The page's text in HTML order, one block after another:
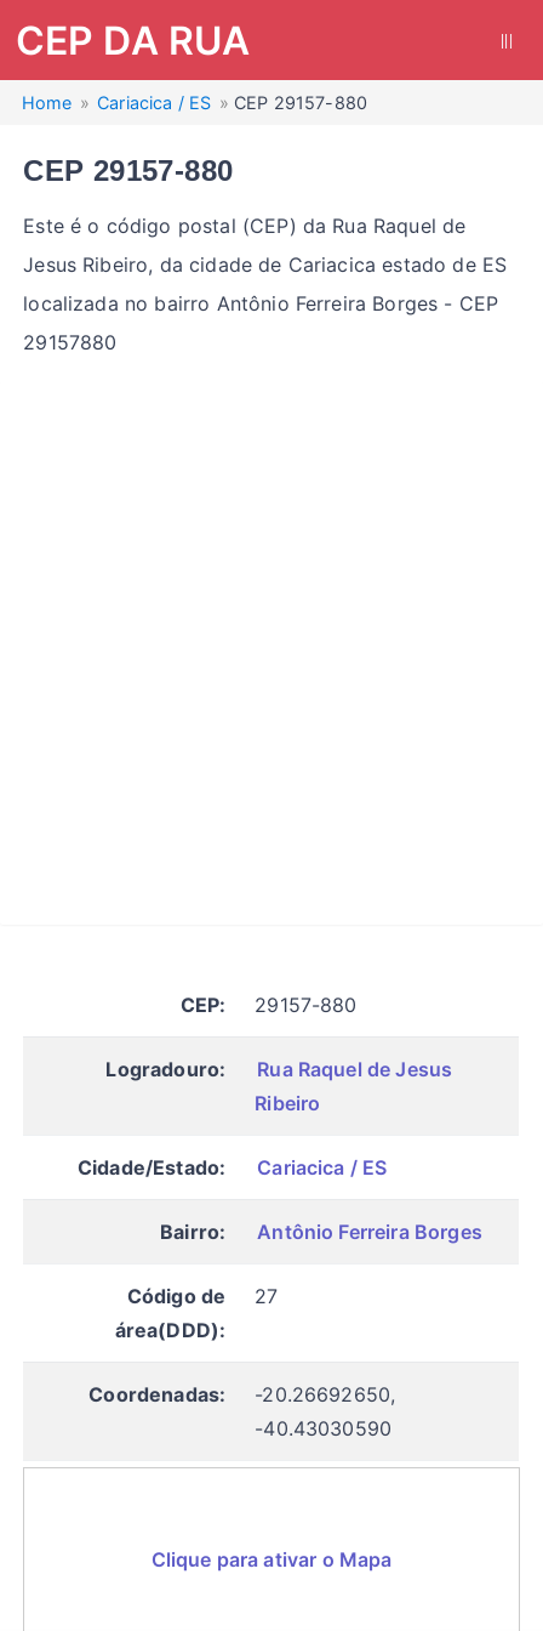
CEP DA RUA
Home Cariacica / ES CEP 29157-880
CEP 29157-880
Este é o código postal (CEP) da Rua Raquel de
Jesus Ribeiro, da cidade de Cariacica estado de ES
localizada no bairro Antônio Ferreira Borges - CEP
29157880
CEP: 29157-880
Logradouro:
Rua Raquel de Jesus
Ribeiro
Cidade/Estado: Cariacica / ES
Bairro: Antônio Ferreira Borges
Código de
área(DDD):
27
Coordenadas:
-20.26692650,
-40.43030590
Clique para ativar o Mapa